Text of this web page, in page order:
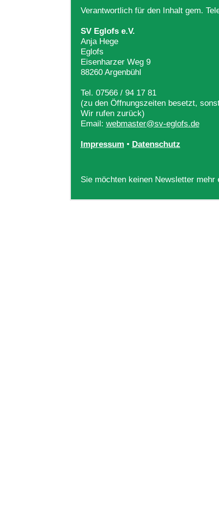
Verantwortlich für den Inhalt gem.
SV Eglofs e.V.
Anja Hege
Eglofs
Eisenharzer Weg 9
88260 Argenbühl
Tel. 07566 / 94 17 81
(zu den Öffnungszeiten besetzt,
Wir rufen zurück)
Email: webmaster@sv-eglofs.de
Impressum • Datenschutz
Sie möchten keinen Newsletter